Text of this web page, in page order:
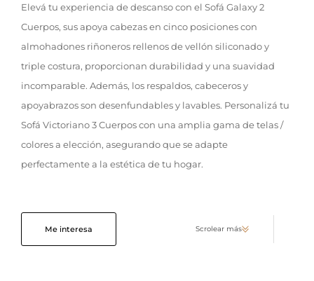
Elevá tu experiencia de descanso con el Sofá Galaxy 2
Cuerpos, sus apoya cabezas en cinco posiciones con
almohadones riñoneros rellenos de vellón siliconado y
triple costura, proporcionan durabilidad y una suavidad
incomparable. Además, los respaldos, cabeceros y
apoyabrazos son desenfundables y lavables. Personalizá tu
Sofá Victoriano 3 Cuerpos con una amplia gama de telas /
colores a elección, asegurando que se adapte
perfectamente a la estética de tu hogar.
Me interesa Scrolear más